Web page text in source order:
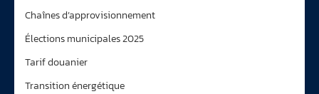
Chaînes d’approvisionnement
Élections municipales 2025
Tarif douanier
Transition énergétique